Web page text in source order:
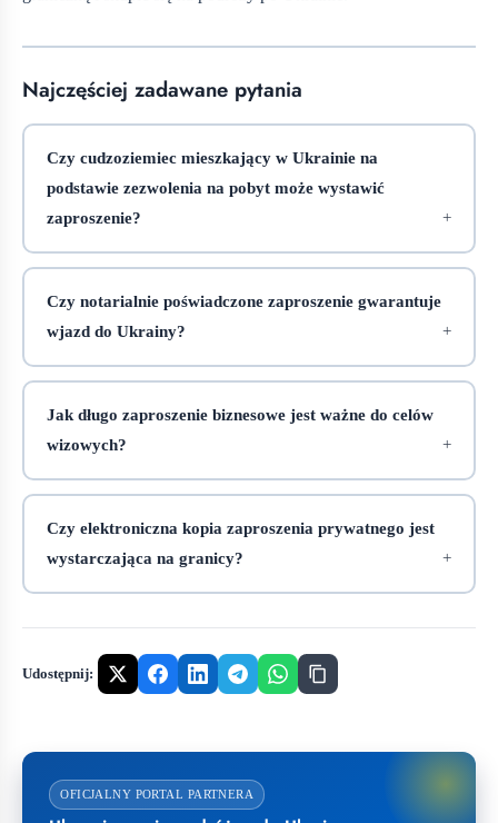
Najczęściej zadawane pytania
Czy cudzoziemiec mieszkający w Ukrainie na
podstawie zezwolenia na pobyt może wystawić
zaproszenie?
Czy notarialnie poświadczone zaproszenie gwarantuje
wjazd do Ukrainy?
Jak długo zaproszenie biznesowe jest ważne do celów
wizowych?
Czy elektroniczna kopia zaproszenia prywatnego jest
wystarczająca na granicy?
Udostępnij:
OFICJALNY PORTAL PARTNERA